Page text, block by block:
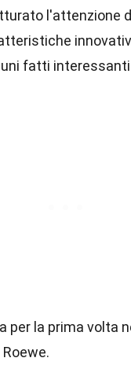
l'attenzione
fatti
per la prima volta